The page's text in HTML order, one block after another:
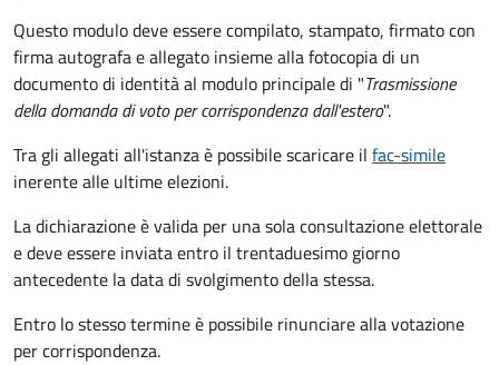
Questo modulo deve essere compilato, stampato, firmato con
firma autografa e allegato insieme alla fotocopia di un
documento di identità al modulo principale di "Trasmissione
della domanda di voto per corrispondenza dall'estero".
Tra gli allegati all'istanza è possibile scaricare il fac-simile
inerente alle ultime elezioni.
La dichiarazione è valida per una sola consultazione elettorale
e deve essere inviata entro il trentaduesimo giorno
antecedente la data di svolgimento della stessa.
Entro lo stesso termine è possibile rinunciare alla votazione
per corrispondenza.